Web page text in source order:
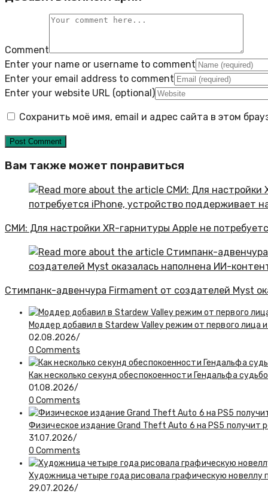
Comment
Enter your name or username to comment
Enter your email address to comment
Enter your website URL (optional)
Сохранить моё имя, email и адрес сайта в этом
Вам также может понравиться
СМИ: Для настройки XR-гарнитуры Apple не
Стимпанк-адвенчура Firmament от создателей Myst
Моддер добавил в Stardew Valley режим от первого лица
02.08.2026/
0 Comments
Как несколько секунд обеспокоенности Гендальфа
01.08.2026/
0 Comments
Физическое издание Grand Theft Auto 6 на PS5 получит
31.07.2026/
0 Comments
Художница четыре года рисовала графическую новеллу
29.07.2026/